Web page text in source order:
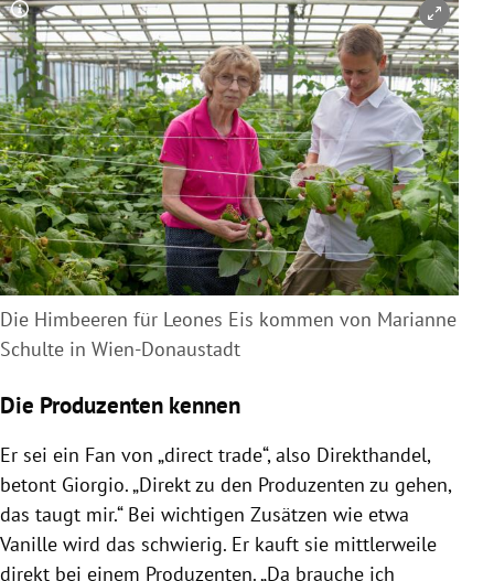
Copyright-Hinweis öffnen/schließen
Die Himbeeren für Leones Eis kommen von Marianne
Schulte in Wien-Donaustadt
Die Produzenten kennen
Er sei ein Fan von „direct trade“, also Direkthandel,
betont Giorgio. „Direkt zu den Produzenten zu gehen,
das taugt mir.“ Bei wichtigen Zusätzen wie etwa
Vanille wird das schwierig. Er kauft sie mittlerweile
direkt bei einem Produzenten. „Da brauche ich